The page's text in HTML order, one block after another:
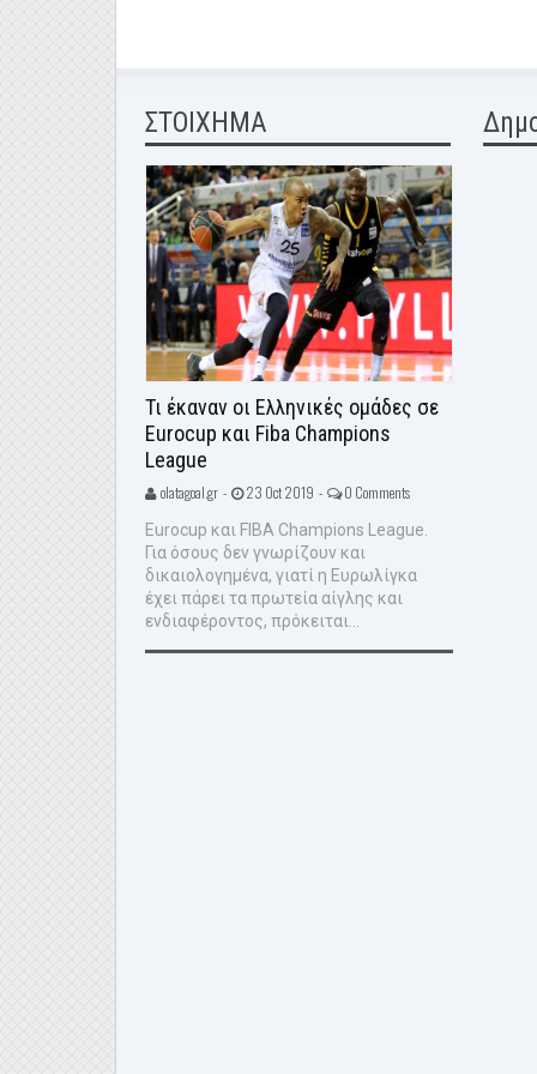
ΣΤΟΙΧΗΜΑ
Τι έκαναν οι Ελληνικές ομάδες σε
Eurocup και Fiba Champions
League
olatagoal.gr - 23 Oct 2019 - 0 Comments
Eurocup και FIBA Champions League.
Για όσους δεν γνωρίζουν και
δικαιολογημένα, γιατί η Ευρωλίγκα
έχει πάρει τα πρωτεία αίγλης και
ενδιαφέροντος, πρόκειται...